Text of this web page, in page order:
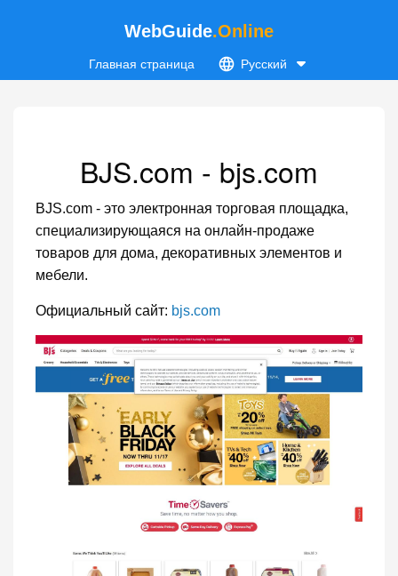
WebGuide.Online
Главная страница Русский
BJS.com - bjs.com
BJS.com - это электронная торговая площадка,
специализирующаяся на онлайн-продаже
товаров для дома, декоративных элементов и
мебели.
Официальный сайт: bjs.com